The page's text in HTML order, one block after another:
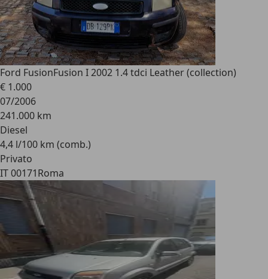
Ford FusionFusion I 2002 1.4 tdci Leather (collection)
€ 1.000
07/2006
241.000 km
Diesel
4,4 l/100 km (comb.)
Privato
IT 00171Roma